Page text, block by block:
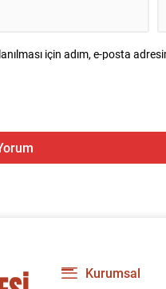
için adım, e-posta
Kurumsal